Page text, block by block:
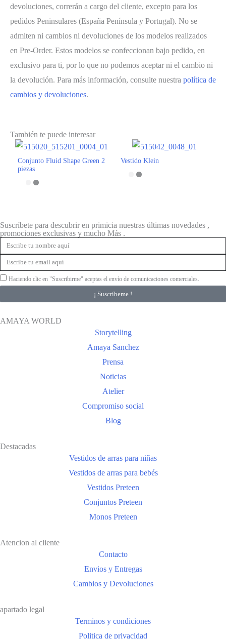
devoluciones, correrán a cargo del cliente, excepto para los
pedidos Peninsulares (España Península y Portugal). No se
admiten ni cambios ni devoluciones de los modelos realizados
en Pre-Order. Estos modelos se confeccionan bajo pedido, en
exclusivo para ti, por lo que no podemos aceptar ni el cambio ni
la devolución. Para más información, consulte nuestra política de
cambios y devoluciones.
También te puede interesar
Conjunto Fluid Shape Green 2
piezas
Vestido Klein
Suscríbete para descubrir en primicia nuestras últimas novedades ,
promociones exclusivas y mucho Más .
Haciendo clic en "Suscribirme" aceptas el envío de comunicaciones comerciales.
¡ Suscríbeme !
AMAYA WORLD
Storytelling
Amaya Sanchez
Prensa
Noticias
Atelier
Compromiso social
Blog
Destacadas
Vestidos de arras para niñas
Vestidos de arras para bebés
Vestidos Preteen
Conjuntos Preteen
Monos Preteen
Atencion al cliente
Contacto
Envios y Entregas
Cambios y Devoluciones
apartado legal
Terminos y condiciones
Politica de privacidad